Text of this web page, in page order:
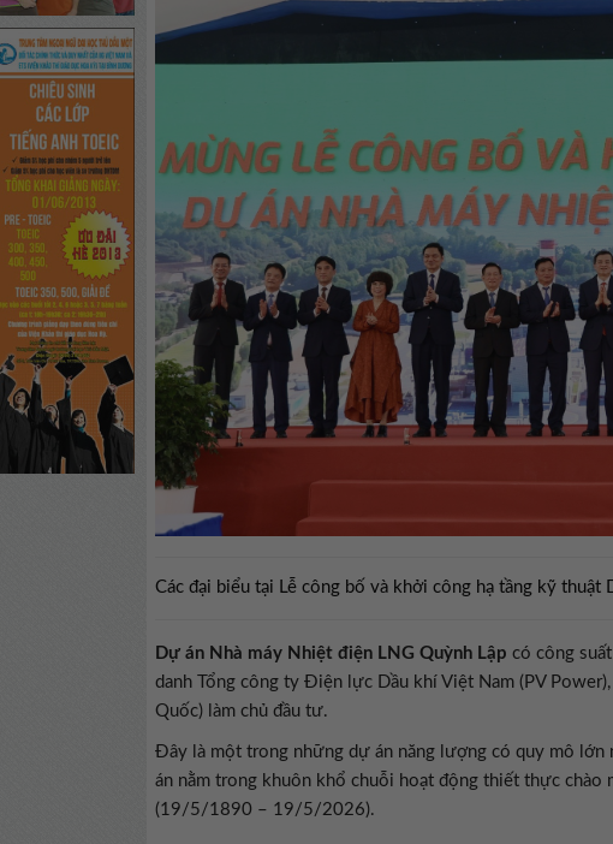
Các đại biểu tại Lễ công bố và khởi công hạ tầng kỹ thuật
Dự án Nhà máy Nhiệt điện LNG Quỳnh Lập có công
danh Tổng công ty Điện lực Dầu khí Việt Nam (PV
Quốc) làm chủ đầu tư.
Đây là một trong những dự án năng lượng có quy mô lớn
án nằm trong khuôn khổ chuỗi hoạt động thiết thực
(19/5/1890 – 19/5/2026).